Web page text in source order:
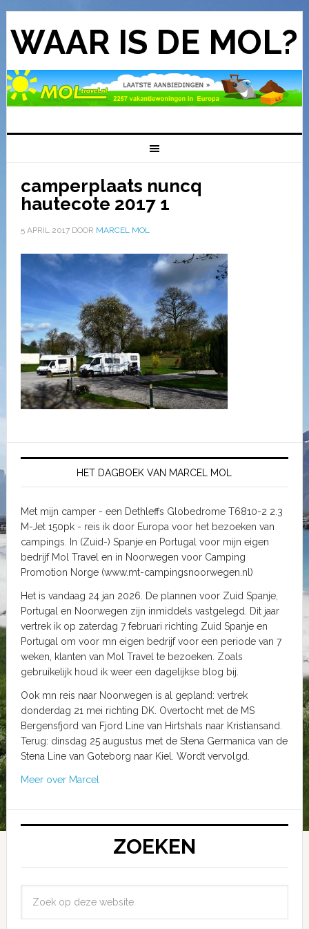
WAAR IS DE MOL?
camperplaats nuncq
hautecote 2017 1
5 APRIL 2017DOOR MARCEL MOL
HET DAGBOEK VAN MARCEL MOL
Met mijn camper - een Dethleffs Globedrome T6810-2 2.3
M-Jet 150pk - reis ik door Europa voor het bezoeken van
campings. In (Zuid-) Spanje en Portugal voor mijn eigen
bedrijf Mol Travel en in Noorwegen voor Camping
Promotion Norge (www.mt-campingsnoorwegen.nl)
Het is vandaag 24 jan 2026. De plannen voor Zuid Spanje,
Portugal en Noorwegen zijn inmiddels vastgelegd. Dit jaar
vertrek ik op zaterdag 7 februari richting Zuid Spanje en
Portugal om voor mn eigen bedrijf voor een periode van 7
weken, klanten van Mol Travel te bezoeken. Zoals
gebruikelijk houd ik weer een dagelijkse blog bij.
Ook mn reis naar Noorwegen is al gepland: vertrek
donderdag 21 mei richting DK. Overtocht met de MS
Bergensfjord van Fjord Line van Hirtshals naar Kristiansand.
Terug: dinsdag 25 augustus met de Stena Germanica van de
Stena Line van Goteborg naar Kiel. Wordt vervolgd.
Meer over Marcel
ZOEKEN